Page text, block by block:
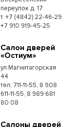
переулок д. 17
т. +7 (4842) 22-46-29
+7 910 919-45-25
Cалон дверей
«Остиум»
ул.Магнитагорская
44
тел; 711-11-55, 8 908
611-11-55, 8 989 681
80 08
Cалоны дверей